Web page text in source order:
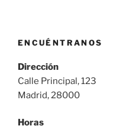
ENCUÉNTRANOS
Dirección
Calle Principal, 123
Madrid, 28000
Horas